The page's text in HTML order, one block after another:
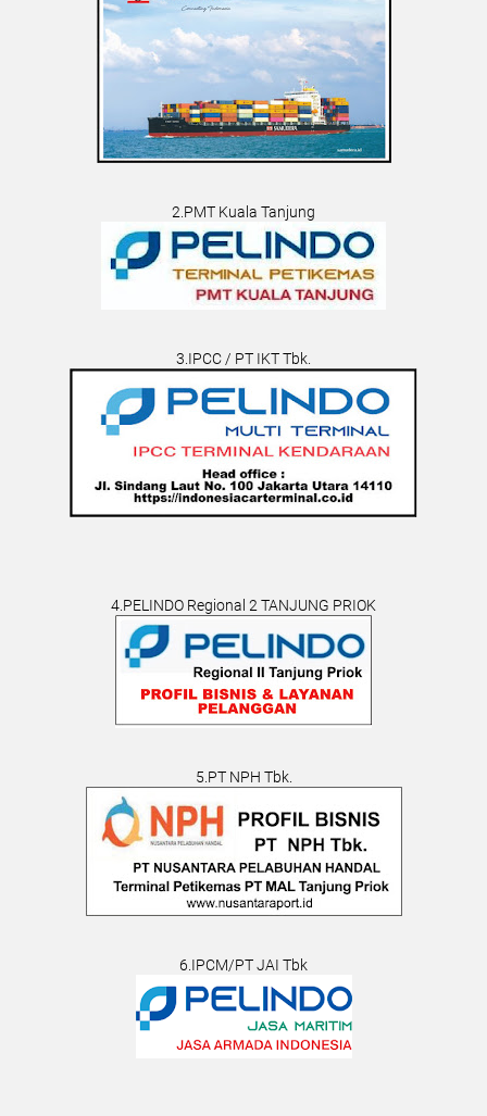
2.PMT Kuala Tanjung
3.IPCC / PT IKT Tbk.
4.PELINDO Regional 2 TANJUNG PRIOK
5.PT NPH Tbk.
6.IPCM/PT JAI Tbk